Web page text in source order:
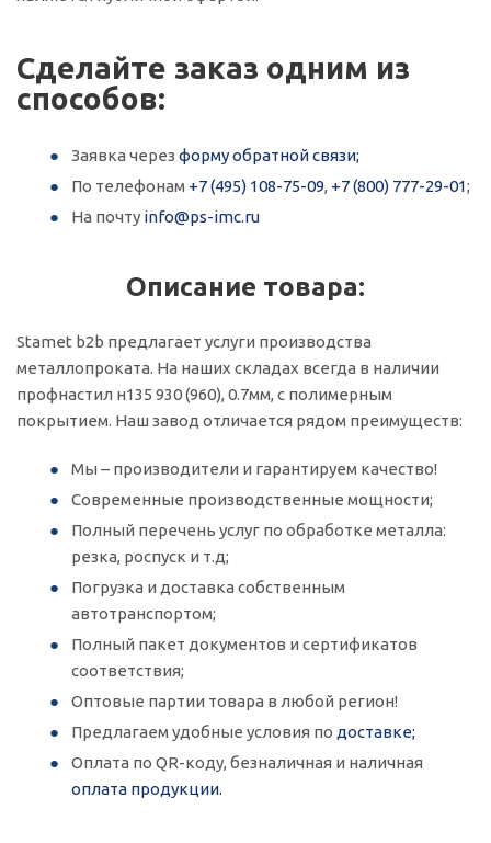
Сделайте заказ одним из
способов:
Заявка через форму обратной связи;
По телефонам +7 (495) 108-75-09, +7 (800) 777-29-01;
На почту info@ps-imc.ru
Описание товара:
Stamet b2b предлагает услуги производства
металлопроката. На наших складах всегда в наличии
профнастил н135 930 (960), 0.7мм, с полимерным
покрытием. Наш завод отличается рядом преимуществ:
Мы – производители и гарантируем качество!
Современные производственные мощности;
Полный перечень услуг по обработке металла:
резка, роспуск и т.д;
Погрузка и доставка собственным
автотранспортом;
Полный пакет документов и сертификатов
соответствия;
Оптовые партии товара в любой регион!
Предлагаем удобные условия по доставке;
Оплата по QR-коду, безналичная и наличная
оплата продукции.